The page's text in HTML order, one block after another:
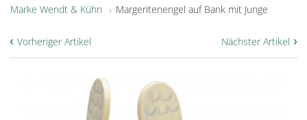
Marke Wendt & Kühn Margeritenengel auf Bank mit Junge
Nächster Artikel ›
‹ Vorheriger Artikel